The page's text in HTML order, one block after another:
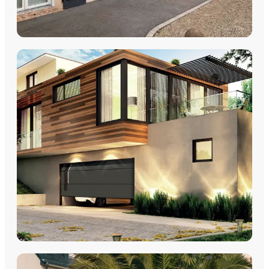
VOLETS
Volets Roulants Volets Coulissants Volets Battants
Découvrez nos volets roulants, coulissants et battants avec
pose par les équipes Plein Jour Habitat.
DÉCOUVRIR
PORTES DE GARAGE